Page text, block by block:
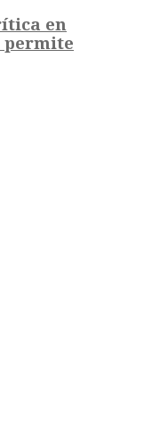
en
permite